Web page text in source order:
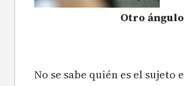
Otro ángulo
No se sabe quién es el sujeto